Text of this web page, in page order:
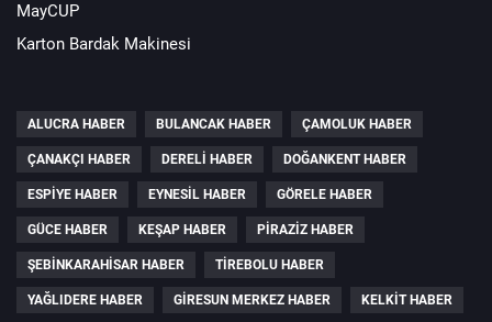
MayCUP
Karton Bardak Makinesi
ALUCRA HABER BULANCAK HABER ÇAMOLUK HABER
ÇANAKÇI HABER DERELI HABER DOĞANKENT HABER
ESPIYE HABER EYNESIL HABER GÖRELE HABER
GÜCE HABER KEŞAP HABER PIRAZIZ HABER
ŞEBINKARAHISAR HABER TIREBOLU HABER
YAĞLIDERE HABER GIRESUN MERKEZ HABER KELKIT HABER